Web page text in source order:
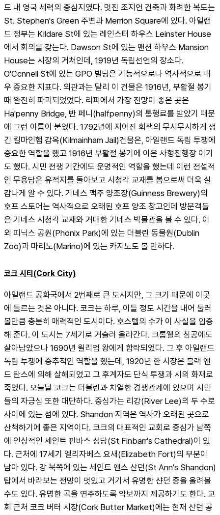
드 내 영국 세력의 중심지였다. 멋진 조지언 건축과 화려한 복도는
St. Stephen's Green 주변과 Merrion Square에 있다. 아일랜
드 정부는 Kildare St에 있는 레인스터 하우스 Leinster House
에서 회의를 갖는다. Dawson St에 있는 맨션 하우스 Mansion
House는 시장의 거처인데, 1919년 독립선언의 장소다.
O'Ccnnell St에 있는 GPO 빌딩은 기능적으로나 역사적으로 매
우 중요한 지표다. 외관과는 달리 이 건물은 1916년, 부활절 봉기
때 완전히 파괴되었었다. 리피에서 가장 전망이 좋은 곳은
Ha'penny Bridge, 반 페니(halfpenny)의 통행료를 받았기 때문
에 그런 이름이 붙었다. 1792년에 지어진 회색의 무시무시하게 생
긴 킬마인햄 감옥(Kilmainham Jail)건물은, 아일랜드 독립 투쟁에
중요한 역할을 했고 1916년 부활절 봉기에 이은 사형집행장 이기
도 했다. 시민 전쟁 기간에도 운명적인 역할을 했는데 이런 전설적
인 무용담은 유적지를 돌아보고 시청각 교재를 봄으로써 더욱 실
감나게 알 수 있다. 기네스 맥주 양조장(Guinness Brewery)의
호프 스토어는 역사적으로 오래된 호프 양조 창고인데 방문객들
은 기네스 시청각 교재와 거대한 기네스 박물관을 볼 수 있다. 이
외 피닉스 공원(Phonix Park)에 있는 더블린 동물원(Dublin
Zoo)과 마리노(Marino)에 있는 카지노도 볼 만하다.
코크 시티(Cork City)
아일랜드 공화국에서 2번째로 큰 도시지만, 그 크기 때문에 이곳
에 들르는 것은 아니다. 코크는 하루, 이틀 정도 시간을 내어 둘러
볼만큼 충분히 매력적인 도시이다. 호스텔의 수가 이 사실을 입증
해 준다. 이 도시는 7세기로 거슬러 올라간다. 크롬웰의 침공에도
살아남았으나 1690년 윌리엄 왕에게 함락되었다. 그 후 아일랜드
독립 투쟁에 중추적인 역할을 했는데, 1920년 한 시장은 블랙 앤
드 탄스에 의해 살해되었고 그 후계자도 단식 투쟁과 시의 화재로
죽었다. 오늘날 코크는 더블린과 치열한 경쟁관계에 있으며 시민
들의 자긍심 또한 대단하다. 중심가는 리강(River Lee)의 두 수로
사이에 있는 섬에 있다. Shandon 지역은 역사가 오래된 곳으로
산책하기에 좋은 지역이다. 코크의 대표적인 교회로 중심가 남쪽
에 인상적인 세인트 핀바스 성당(St Finbarr's Cathedral)이 있
다. 근처에 17세기 엘리자베스 요새(Elizabeth Fort)의 부분이
남아 있다. 강 북쪽에 있는 세인트 앤스 샨던(St Ann's Shandon)
탑에서 바라보는 전망이 멋있고 거기서 유명한 샨던 종을 울려볼
수도 있다. 유명한 곡을 연주하도록 악보까지 제공하기도 한다. 교
회 근처 코크 버터 시장(Cork Butter Market)에는 현재 샨던 공